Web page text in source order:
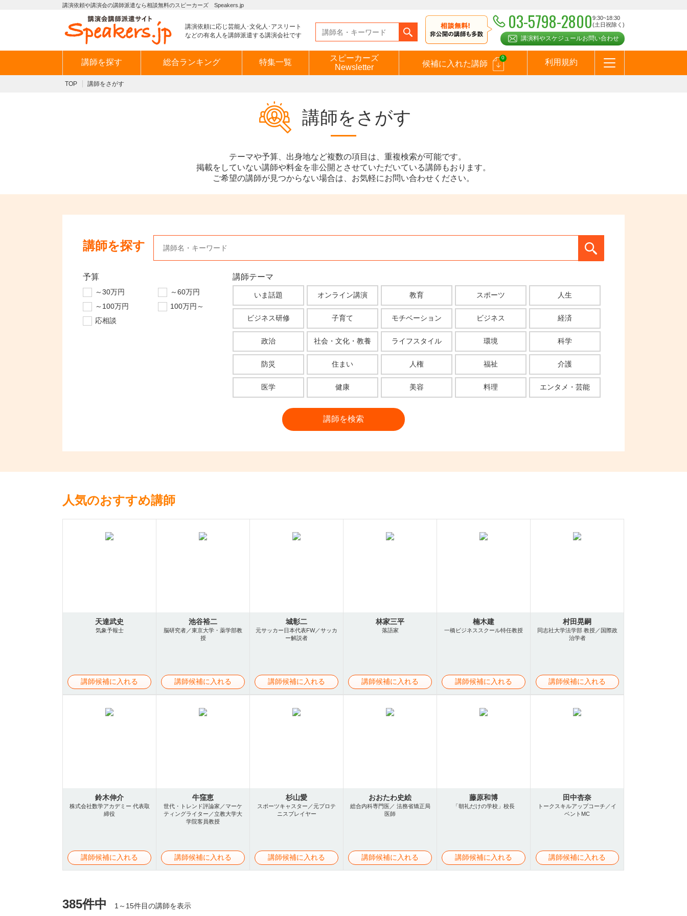
講演依頼や講演会の講師派遣なら相談無料のスピーカーズ Speakers.jp
講演依頼に応じ芸能人･文化人･アスリート
などの有名人を講師派遣する講演会社です
03-5798-28009:30~18:30
(土日祝除く)
講演料やスケジュールお問い合わせ
講師を探す 総合ランキング 特集一覧
スピーカーズ
Newsletter
候補に入れた講師
0
利用規約
TOP 講師をさがす
講師をさがす
テーマや予算、出身地など複数の項目は、重複検索が可能です。
掲載をしていない講師や料金を非公開とさせていただいている講師もおります。
ご希望の講師が見つからない場合は、お気軽にお問い合わせください。
講師を探す
予算
～30万円
～60万円
～100万円
100万円～
応相談
講師テーマ
いま話題 オンライン講演 教育 スポーツ 人生
ビジネス研修 子育て モチベーション ビジネス 経済
政治 社会・文化・教養 ライフスタイル 環境 科学
防災 住まい 人権 福祉 介護
医学 健康 美容 料理 エンタメ・芸能
人気のおすすめ講師
天達武史
気象予報士
講師候補に入れる
池谷裕二
脳研究者／東京大学・薬学部教
授
講師候補に入れる
城彰二
元サッカー日本代表FW／サッカ
ー解説者
講師候補に入れる
林家三平
落語家
講師候補に入れる
楠木建
一橋ビジネススクール特任教授
講師候補に入れる
村田晃嗣
同志社大学法学部 教授／国際政
治学者
講師候補に入れる
鈴木伸介
株式会社数学アカデミー 代表取
締役
講師候補に入れる
牛窪恵
世代・トレンド評論家／マーケ
ティングライター／立教大学大
学院客員教授
講師候補に入れる
杉山愛
スポーツキャスター／元プロテ
ニスプレイヤー
講師候補に入れる
おおたわ史絵
総合内科専門医／ 法務省矯正局
医師
講師候補に入れる
藤原和博
「朝礼だけの学校」校長
講師候補に入れる
田中杏奈
トークスキルアップコーチ／イ
ベントMC
講師候補に入れる
385件中 1～15件目の講師を表示